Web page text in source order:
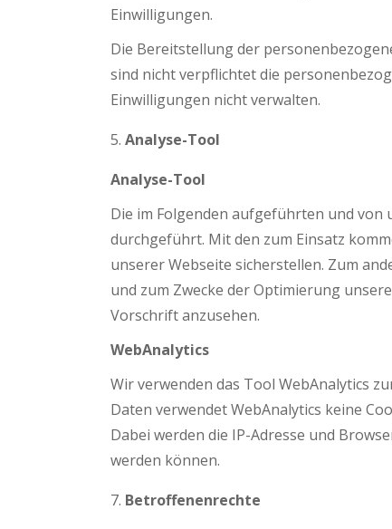
Einwilligungen.
Die Bereitstellung der
sind nicht verpflichtet die
Einwilligungen nicht verwalten.
Analyse-Tool
Analyse-Tool
Die im Folgenden aufgeführten und von
durchgeführt. Mit den zum Einsatz
unserer Webseite sicherstellen. Zum
und zum Zwecke der Optimierung
Vorschrift anzusehen.
WebAnalytics
Wir verwenden das Tool WebAnalytics
Daten verwendet WebAnalytics keine
Dabei werden die IP-Adresse und
werden können.
Betroffenenrechte